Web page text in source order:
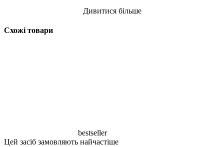
Дивитися більше
Схожі товари
bestseller
Цей засіб замовляють найчастіше